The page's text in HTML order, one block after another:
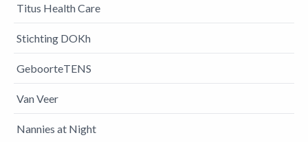
Titus Health Care
Stichting DOKh
GeboorteTENS
Van Veer
Nannies at Night